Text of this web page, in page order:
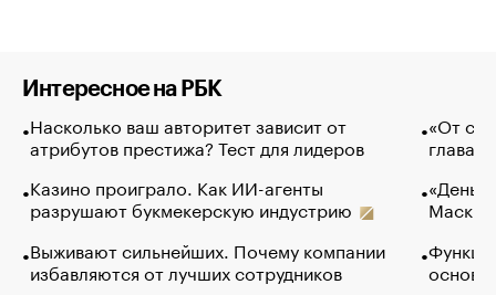
Интересное на РБК
Насколько ваш авторитет зависит от
атрибутов престижа? Тест для лидеров
Казино проиграло. Как ИИ-агенты
разрушают букмекерскую индустрию
Выживают сильнейших. Почему компании
избавляются от лучших сотрудников
«От
глава
Маск в
основ